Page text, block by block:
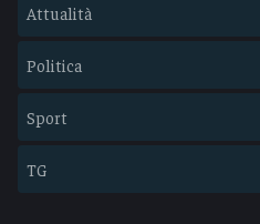
Attualità
Politica
Sport
TG